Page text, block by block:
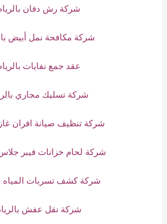
شركة رش دفان
شركة مكافحة نمل أبيض
عقد جمع نفايات
شركة تسليك مجاري
شركة تنظيف صيانة افران
شركة لحام خزانات فيبر
شركة كشف تسربات المياه
شركة نقل عفش